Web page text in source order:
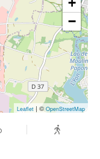
−
Leaflet| © OpenStreetMap